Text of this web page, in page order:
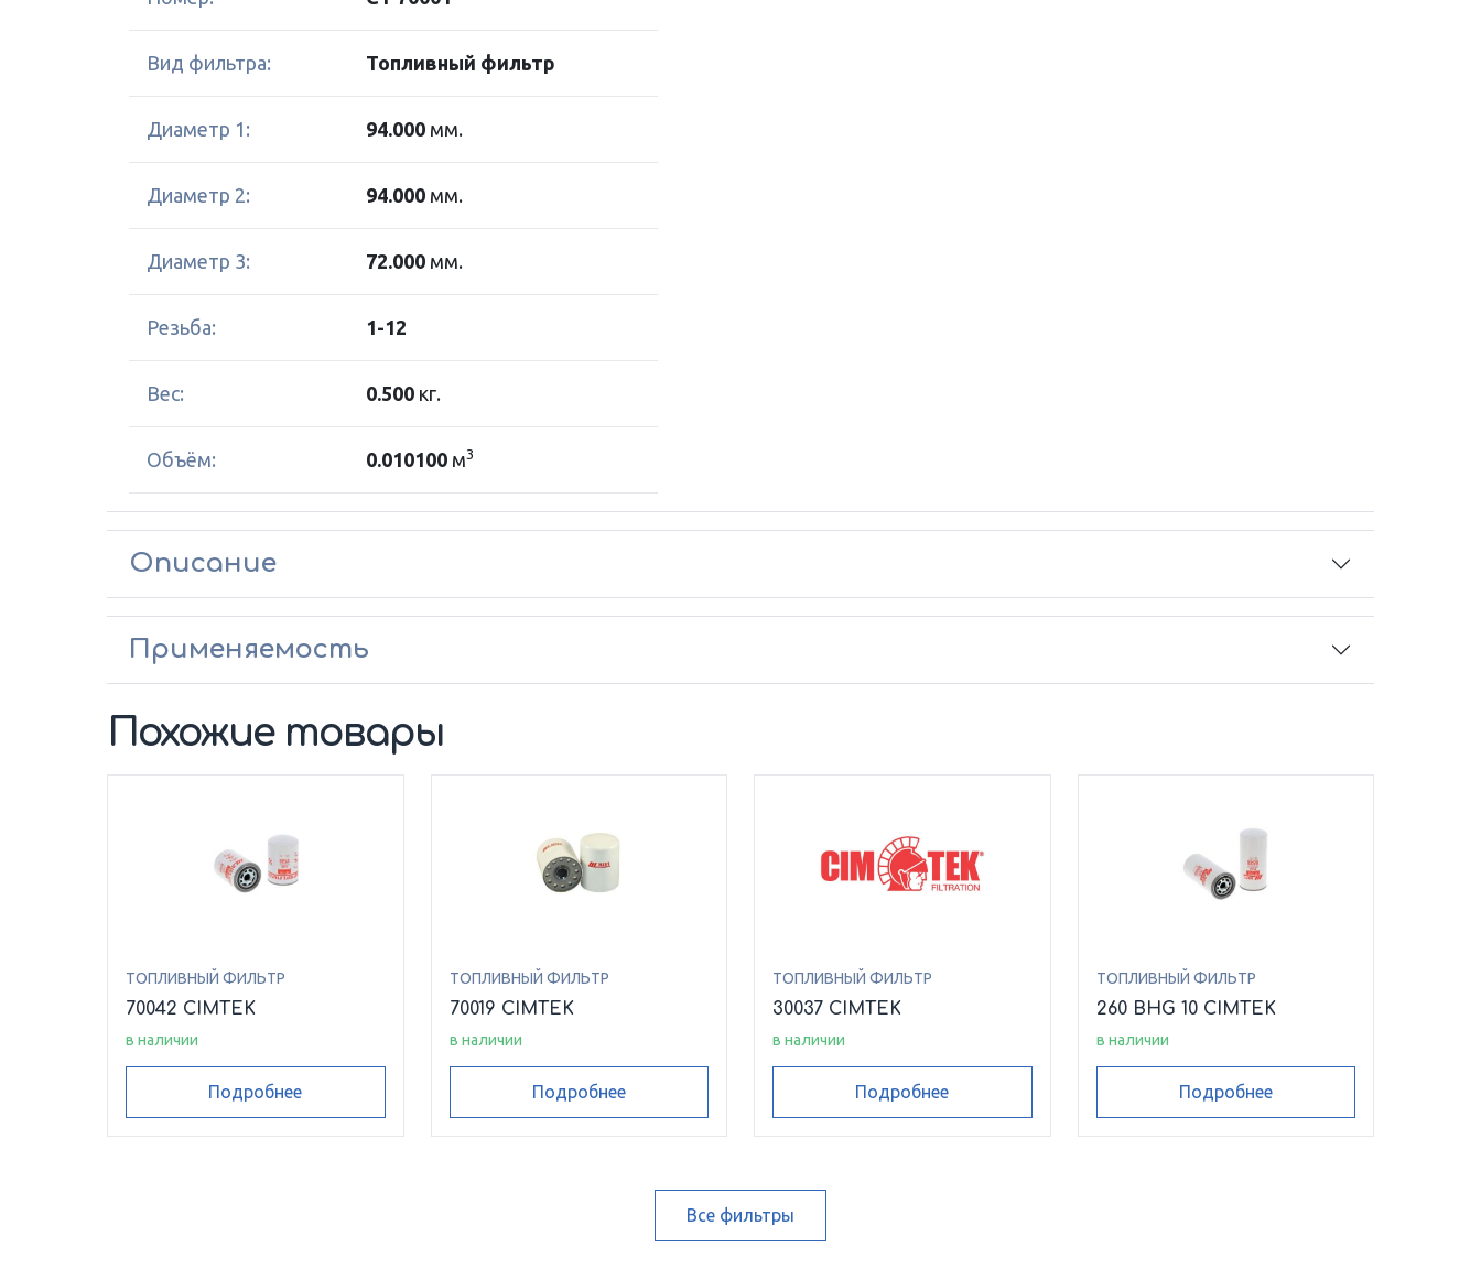
Вид фильтра: Топливный фильтр
Диаметр 1: 94.000 мм.
Диаметр 2: 94.000 мм.
Диаметр 3: 72.000 мм.
Резьба: 1-12
Вес: 0.500 кг.
Объём: 0.010100 м3
Описание
Применяемость
Похожие товары
ТОПЛИВНЫЙ ФИЛЬТР
70042 CIMTEK
в наличии
Подробнее
ТОПЛИВНЫЙ ФИЛЬТР
70019 CIMTEK
в наличии
Подробнее
ТОПЛИВНЫЙ ФИЛЬТР
30037 CIMTEK
в наличии
Подробнее
ТОПЛИВНЫЙ ФИЛЬТР
260 BHG 10 CIMTEK
в наличии
Подробнее
Все фильтры